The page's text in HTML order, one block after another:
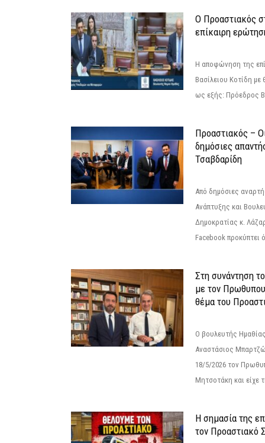
Ο Προαστιακός
επίκαιρη
Η αποφώνηση της
Βασίλειου Κοτίδη με
ως εξής: Πρόεδρος
Προαστιακός –
δημόσιες
Τσαβδαρίδη
Από δημόσιες
Ανάπτυξης και
Δημοκρατίας κ.
Facebook προκύπτει
Στη συνάντηση
με τον
θέμα του
Ο βουλευτής
Αναστάσιος
18/5/2026 τον
Μητσοτάκη και είχε
Η σημασία της
τον Προαστιακό